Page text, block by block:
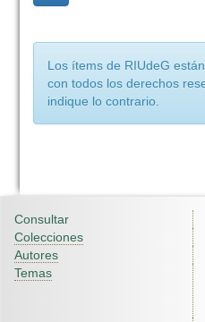
Los ítems de RIUdeG
con todos los derechos
indique lo contrario.
Consultar
Colecciones
Autores
Temas